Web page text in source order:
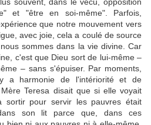
et "être en soi-même". Parfois,
que notre mouvement vers
avec joie, cela a coulé de source
sommes dans la vie divine. Car
c'est que Dieu sort de lui-même –
– sans s'épuiser. Par moments,
a harmonie de l'intériorité et de
Teresa disait que si elle voyait
sortir pour servir les pauvres était
son lit parce que, dans ces